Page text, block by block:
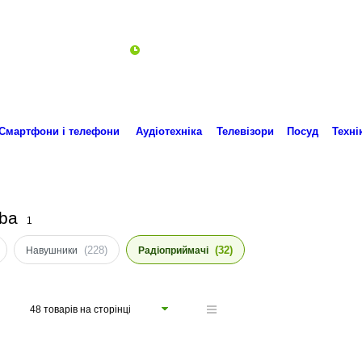
і телефони Аудіотехніка Телевізори Посуд
1
Навушники (228) Радіоприймачі (32)
48 товарів на сторінці